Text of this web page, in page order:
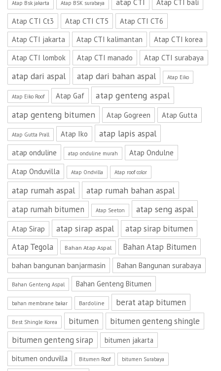
Atap Bsk jakarta Atap BSK surabaya atap CTI
Atap CTI bali
Atap CTI Ct3
Atap CTI CT5
Atap CTI CT6
Atap CTI jakarta
Atap CTI kalimantan
Atap CTI korea
Atap CTI lombok
Atap CTI manado Atap CTI surabaya
atap dari aspal atap dari bahan aspal Atap Eiko
Atap Eiko Roof Atap Gaf
atap genteng aspal
atap genteng bitumen
Atap Gogreen Atap Gutta
Atap Gutta Prall Atap Iko atap lapis aspal
atap onduline atap onduline murah
Atap Ondulne
Atap Onduvilla
Atap Ondvilla Atap roof color
atap rumah aspal atap rumah bahan aspal
atap rumah bitumen Atap Seeton atap seng aspal
Atap Sirap atap sirap aspal
atap sirap bitumen
Atap Tegola
Bahan Atap Aspal Bahan Atap Bitumen
bahan bangunan banjarmasin Bahan Bangunan surabaya
Bahan Genteng Aspal Bahan Genteng Bitumen
bahan membrane bakar Bardoline berat atap bitumen
Best Shingle Korea bitumen
bitumen genteng shingle
bitumen genteng sirap
bitumen jakarta
bitumen onduvilla
Bitumen Roof bitumen Surabaya